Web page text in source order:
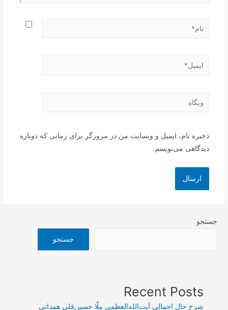
نام*
ایمیل*
وبگاه
ذخیره نام، ایمیل و وبسایت من در مرورگر برای زمانی که دوباره
دیدگاهی می‌نویسم.
جستجو
جستجو
Recent Posts
شرح حال اجمالی آیت‌الله‌العظمی ملّا حسین‌قلی همدانی